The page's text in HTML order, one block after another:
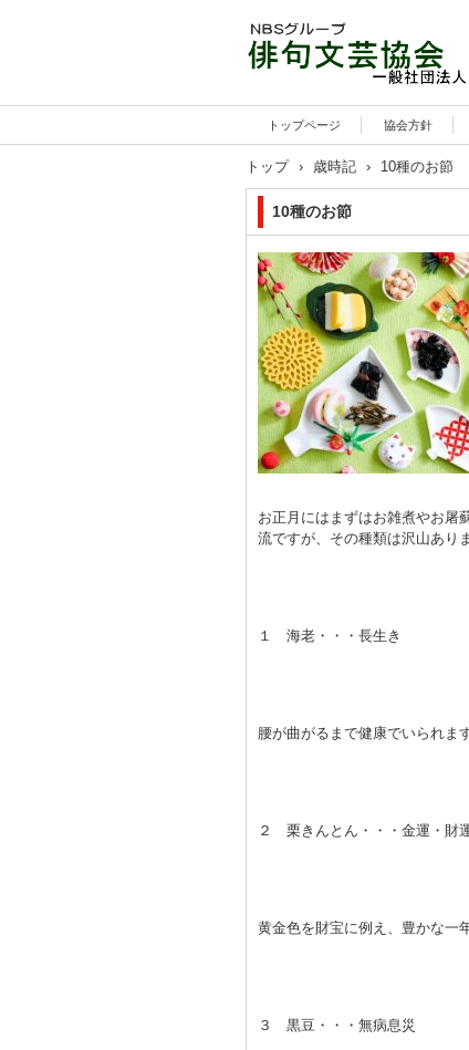
トップページ 協会方針
トップ › 歳時記 › 10種のお節
10種のお節
お正月にはまずはお雑煮やお屠
流ですが、その種類は沢山あり
１ 海老・・・長生き
腰が曲がるまで健康でいられま
２ 栗きんとん・・・金運・財
黄金色を財宝に例え、豊かな一
３ 黒豆・・・無病息災